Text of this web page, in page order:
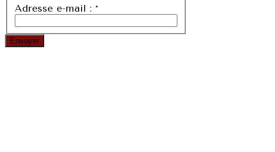
Adresse e-mail : *
Envoyer